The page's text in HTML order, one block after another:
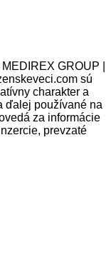
GROUP |
sú
charakter a
ďalej používané na
za informácie
prevzaté